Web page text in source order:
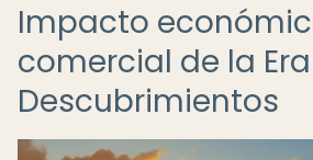
Impacto
comercial de la
Descubrimientos